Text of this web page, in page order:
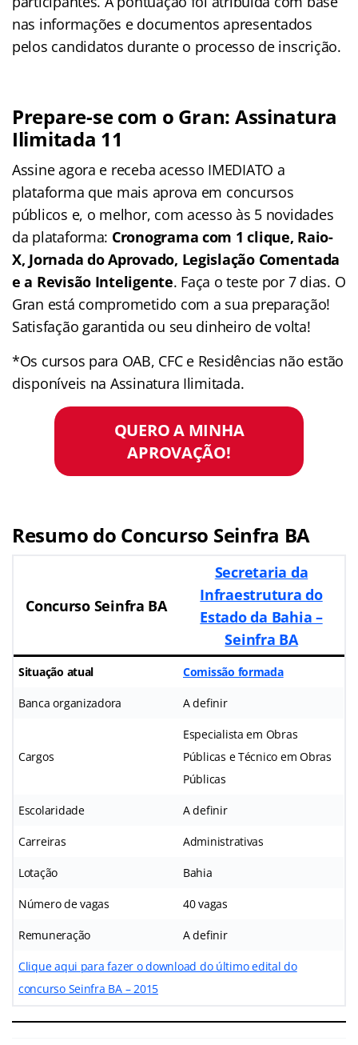
nas informações e documentos apresentados
pelos candidatos durante o processo de inscrição.
Prepare-se com o Gran: Assinatura
Ilimitada 11
Assine agora e receba acesso IMEDIATO a
plataforma que mais aprova em concursos
públicos e, o melhor, com acesso às 5 novidades
da plataforma: Cronograma com 1 clique, Raio-
X, Jornada do Aprovado, Legislação Comentada
e a Revisão Inteligente. Faça o teste por 7 dias. O
Gran está comprometido com a sua preparação!
Satisfação garantida ou seu dinheiro de volta!
*Os cursos para OAB, CFC e Residências não estão
disponíveis na Assinatura Ilimitada.
QUERO A MINHA
APROVAÇÃO!
Resumo do Concurso Seinfra BA
Concurso Seinfra BA
Secretaria da
Infraestrutura do
Estado da Bahia –
Seinfra BA
Situação atual Comissão formada
Banca organizadora A definir
Cargos
Especialista em Obras
Públicas e Técnico em Obras
Públicas
Escolaridade A definir
Carreiras Administrativas
Lotação Bahia
Número de vagas 40 vagas
Remuneração A definir
Clique aqui para fazer o download do último edital do
concurso Seinfra BA – 2015